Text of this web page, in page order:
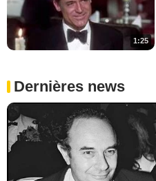
1:25
Dernières news